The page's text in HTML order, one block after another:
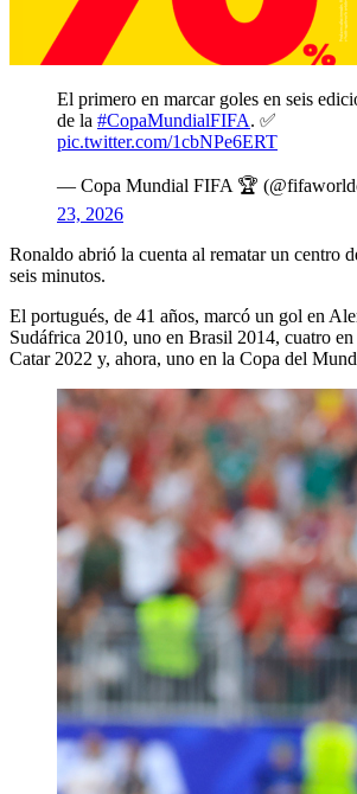
El primero en marcar goles en seis
de la #CopaMundialFIFA. ✅
pic.twitter.com/1cbNPe6ERT
— Copa Mundial FIFA 🏆
23, 2026
Ronaldo abrió la cuenta al rematar un centro
seis minutos.
El portugués, de 41 años, marcó un gol en
Sudáfrica 2010, uno en Brasil 2014, cuatro
Catar 2022 y, ahora, uno en la Copa del